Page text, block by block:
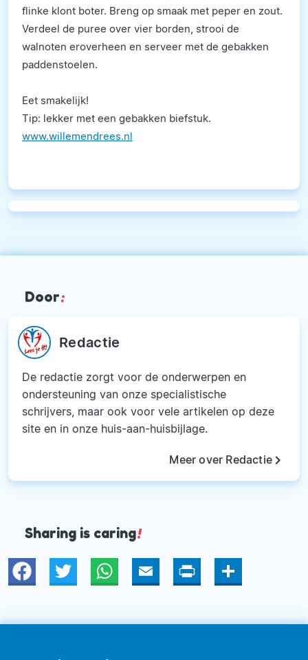
flinke klont boter. Breng op smaak met peper en zout.
Verdeel de puree over vier borden, strooi de
walnoten eroverheen en serveer met de gebakken
paddenstoelen.
Eet smakelijk!
Tip: lekker met een gebakken biefstuk.
www.willemendrees.nl
Door:
Redactie
De redactie zorgt voor de onderwerpen en
ondersteuning van onze specialistische
schrijvers, maar ook voor vele artikelen op deze
site en in onze huis-aan-huisbijlage.
Meer over Redactiekeyboard_arrow_right
Sharing is caring!
Twitter WhatsAppEmail Print Deel